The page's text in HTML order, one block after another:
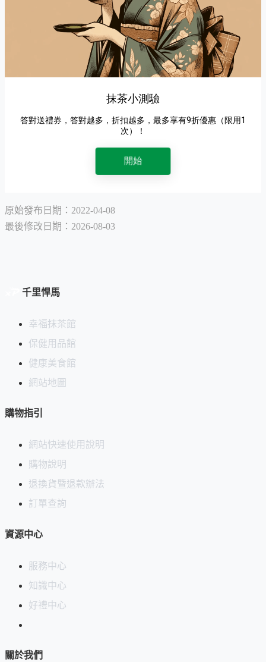
原始發布日期：2022-04-08
最後修改日期：2026-08-03
千里悍馬
幸福抹茶館
保健用品館
健康美食館
網站地圖
購物指引
網站快速使用說明
購物說明
退換貨暨退款辦法
訂單查詢
資源中心
服務中心
知識中心
好禮中心
關於我們